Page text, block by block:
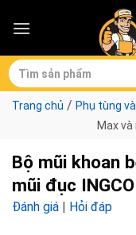
Tìm
kiếm:
Trang chủ / Phụ tùng
Max và
Bộ mũi khoan
mũi đục
Đánh giá | Hỏi đáp